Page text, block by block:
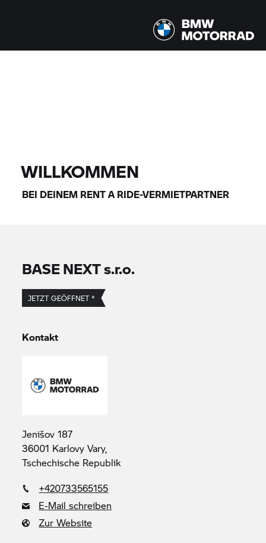
WILLKOMMEN
BEI DEINEM RENT A RIDE-VERMIETPARTNER
BASE NEXT s.r.o.
JETZT GEÖFFNET *
Kontakt
Jenišov 187
36001 Karlovy Vary,
Tschechische Republik
+420733565155
E-Mail schreiben
Zur Website